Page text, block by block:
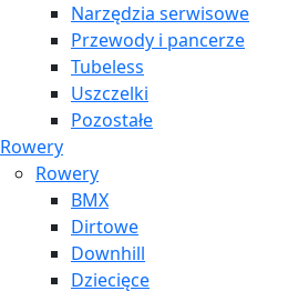
Narzędzia serwisowe
Przewody i pancerze
Tubeless
Uszczelki
Pozostałe
Rowery
Rowery
BMX
Dirtowe
Downhill
Dziecięce